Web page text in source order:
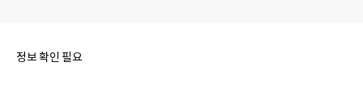
정보 확인 필요